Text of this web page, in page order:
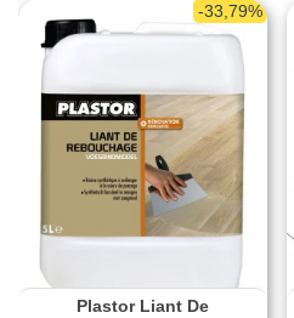
-33,79%
Plastor Liant De